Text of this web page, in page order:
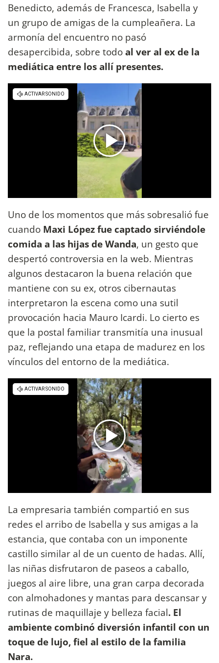
Benedicto, además de Francesca, Isabella y
un grupo de amigas de la cumpleañera. La
armonía del encuentro no pasó
desapercibida, sobre todoal ver al ex de la
mediática entre los allí presentes.
Uno de los momentos que más sobresalió fue
cuando Maxi López fue captado sirviéndole
comida a las hijas de Wanda, un gesto que
despertó controversia en la web. Mientras
algunos destacaron la buena relación que
mantiene con su ex, otros cibernautas
interpretaron la escena como una sutil
provocación hacia Mauro Icardi. Lo cierto es
que la postal familiar transmitía una inusual
paz, reflejando una etapa de madurez en los
vínculos del entorno de la mediática.
La empresaria también compartió en sus
redes el arribo de Isabella y sus amigas a la
estancia, que contaba con un imponente
castillo similar al de un cuento de hadas. Allí,
las niñas disfrutaron de paseos a caballo,
juegos al aire libre, una gran carpa decorada
con almohadones y mantas para descansar y
rutinas de maquillaje y belleza facial. El
ambiente combinó diversión infantil con un
toque de lujo, fiel al estilo de la familia
Nara.